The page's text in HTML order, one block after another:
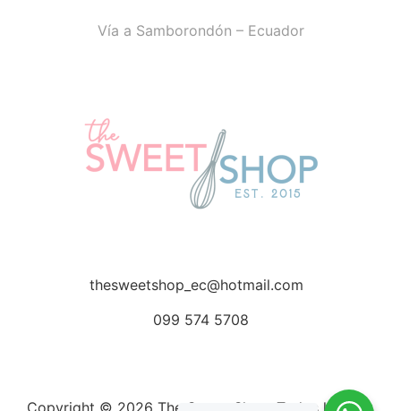
Vía a Samborondón – Ecuador
thesweetshop_ec@hotmail.com
099 574 5708